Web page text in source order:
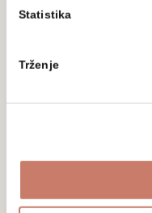
Statistika
Trženje
razstavam.